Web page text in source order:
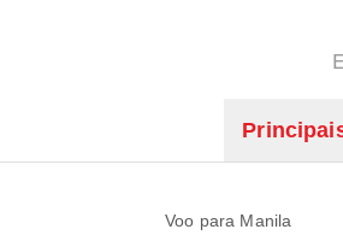
Voo para Manila